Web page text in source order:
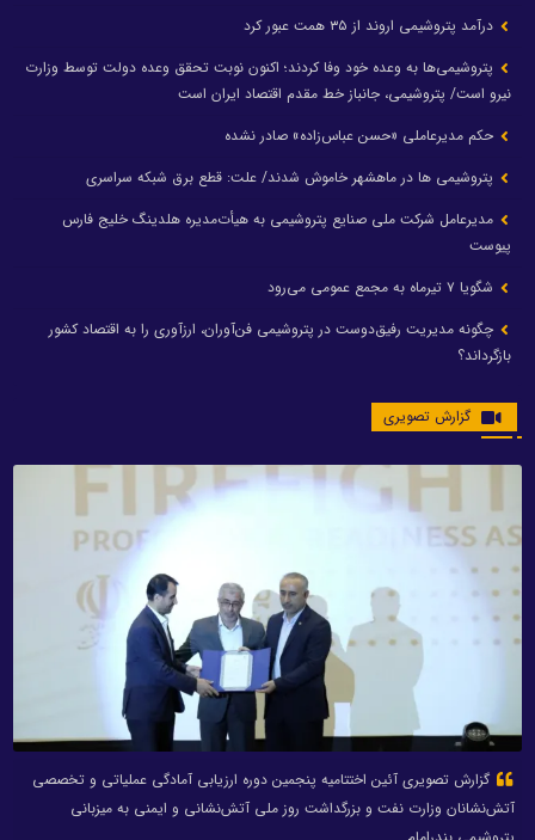
درآمد پتروشیمی اروند از ۳۵ همت عبور کرد
پتروشیمی‌ها به وعده خود وفا کردند؛ اکنون نوبت تحقق وعده دولت توسط وزارت
نیرو است/ پتروشیمی، جانباز خط مقدم اقتصاد ایران است
حکم مدیرعاملی «حسن عباس‌زاده» صادر نشده
پتروشیمی ها در ماهشهر خاموش شدند/ علت: قطع برق شبکه سراسری
مدیرعامل شرکت ملی صنایع پتروشیمی به هیأت‌مدیره هلدینگ خلیج فارس
پیوست
شگویا ۷ تیرماه به مجمع عمومی می‌رود
چگونه مدیریت رفیق‌دوست در پتروشیمی فن‌آوران، ارزآوری را به اقتصاد کشور
بازگرداند؟
گزارش تصویری
گزارش تصویری آئین اختتامیه پنجمین دوره ارزیابی آمادگی عملیاتی و تخصصی
آتش‌نشانان وزارت نفت و بزرگداشت روز ملی آتش‌نشانی و ایمنی به میزبانی